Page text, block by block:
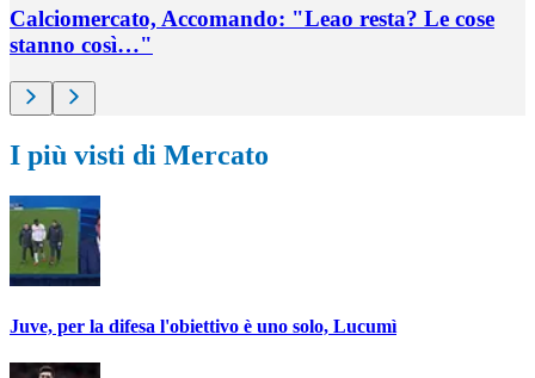
Calciomercato, Accomando: "Leao resta? Le cose
stanno così…"
I più visti di Mercato
Juve, per la difesa l'obiettivo è uno solo, Lucumì